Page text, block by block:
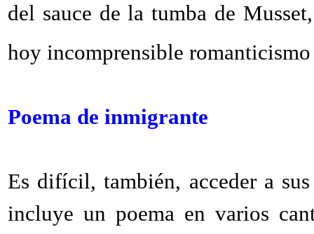
del sauce de la tumba de
hoy incomprensible
Poema de inmigrante
Es difícil, también, acceder a sus
incluye un poema en varios